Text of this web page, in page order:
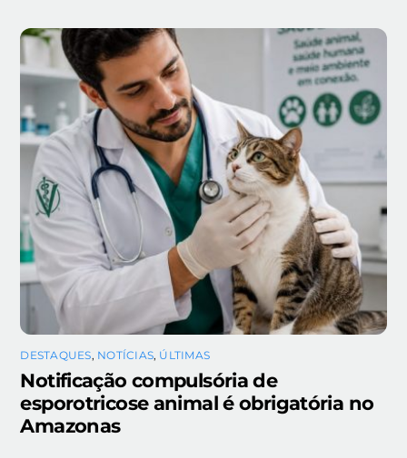
DESTAQUES, NOTÍCIAS, ÚLTIMAS
Notificação compulsória de
esporotricose animal é obrigatória no
Amazonas